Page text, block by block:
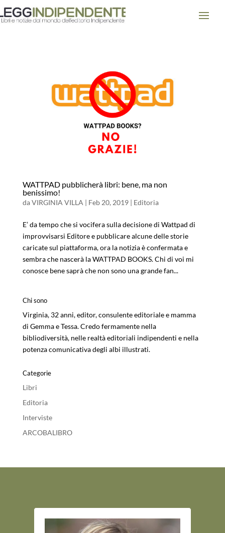
WATTPAD pubblicherà libri: bene, ma non
benissimo!
daVIRGINIA VILLA | Feb 20, 2019| Editoria
E’ da tempo che si vocifera sulla decisione di Wattpad di
improvvisarsi Editore e pubblicare alcune delle storie
caricate sul piattaforma, ora la notizia è confermata e
sembra che nascerà la WATTPAD BOOKS. Chi di voi mi
conosce bene saprà che non sono una grande fan...
Chi sono
Virginia, 32 anni, editor, consulente editoriale e mamma
di Gemma e Tessa. Credo fermamente nella
bibliodiversità, nelle realtà editoriali indipendenti e nella
potenza comunicativa degli albi illustrati.
Categorie
Libri
Editoria
Interviste
ARCOBALIBRO